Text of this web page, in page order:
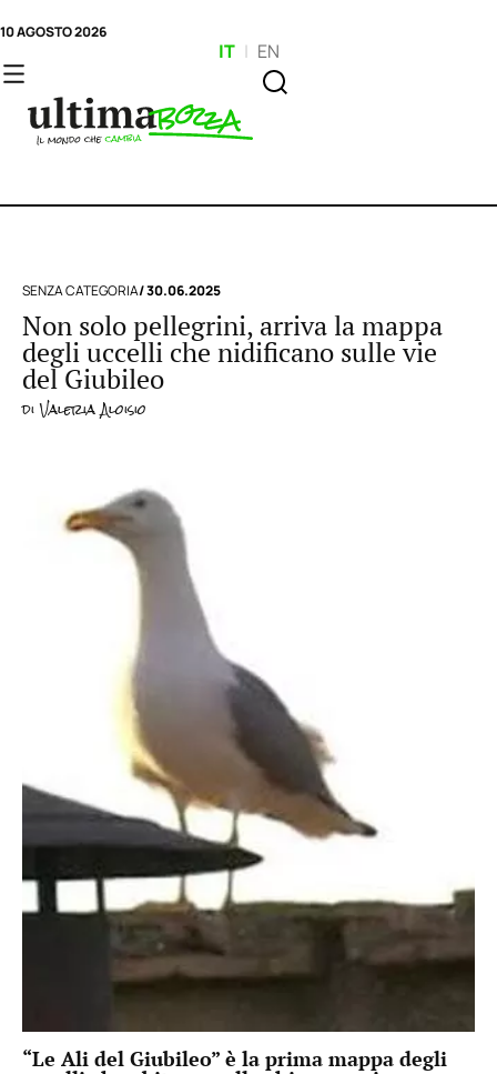
10 AGOSTO 2026
IT | EN
SENZA CATEGORIA/ 30.06.2025
Non solo pellegrini, arriva la mappa
degli uccelli che nidificano sulle vie
del Giubileo
diValeria Aloisio
“Le Ali del Giubileo” è la prima mappa degli